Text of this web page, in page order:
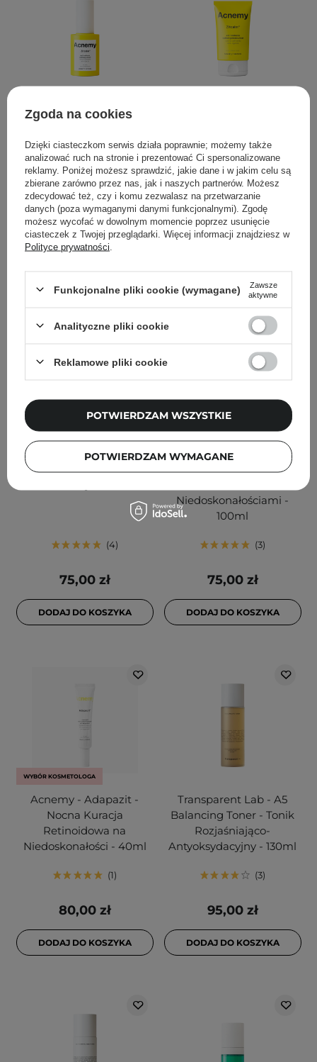
Acnemy - Zitcalm - Anti-
redness Calming Serum –
Serum Łagodzące - 30ml
75,00 zł
Moisturizer – Krem
Łagodząco-regenerujący
- 50ml
4
75,00 zł
Acnemy - Zitmask -
Oczyszczająca Maseczka
4
75,00 zł
DODAJ DO KOSZYKA
Acnemy - ZITAID - Kojący
i Odnawiający Tonik do
Niedoskonałościami -
100ml
3
75,00 zł
DODAJ DO KOSZYKA
WYBÓR KOSMETOLOGA
Acnemy - Adapazit -
Nocna Kuracja
Retinoidowa na
Niedoskonałości - 40ml
1
80,00 zł
DODAJ DO KOSZYKA
Transparent Lab - A5
Balancing Toner - Tonik
Rozjaśniająco-
Antyoksydacyjny - 130ml
3
95,00 zł
DODAJ DO KOSZYKA
Zgoda na cookies
Dzięki ciasteczkom serwis działa poprawnie; możemy także
analizować ruch na stronie i prezentować Ci spersonalizowane
reklamy. Poniżej możesz sprawdzić, jakie dane i w jakim celu są
zbierane zarówno przez nas, jak i naszych partnerów. Możesz
zdecydować też, czy i komu zezwalasz na przetwarzanie
danych (poza wymaganymi danymi funkcjonalnymi). Zgodę
możesz wycofać w dowolnym momencie poprzez usunięcie
ciasteczek z Twojej przeglądarki. Więcej informacji znajdziesz w
Polityce prywatności
Funkcjonalne pliki cookie (wymagane)
Zawsze
aktywne
Analityczne pliki cookie
Reklamowe pliki cookie
POTWIERDZAM WYMAGANE
POTWIERDZAM WSZYSTKIE